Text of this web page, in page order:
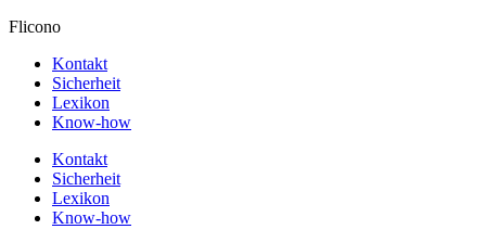
Flicono
Kontakt
Sicherheit
Lexikon
Know-how
Kontakt
Sicherheit
Lexikon
Know-how